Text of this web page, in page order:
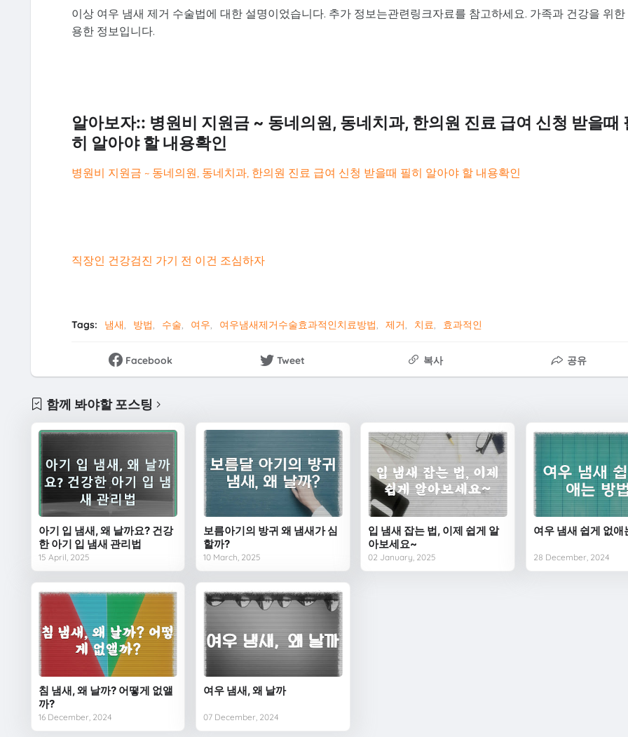
이상 여우 냄새 제거 수술법에 대한 설명이었습니다. 추가 정보는관련링크자료를 참고하세요. 가족과 건강을 위한
용한 정보입니다.
알아보자:: 병원비 지원금 ~ 동네의원, 동네치과, 한의원 진료 급여 신청 받을때
히 알아야 할 내용확인
병원비 지원금 ~ 동네의원, 동네치과, 한의원 진료 급여 신청 받을때 필히 알아야 할 내용확인
직장인 건강검진 가기 전 이건 조심하자
Tags: 냄새 방법 수술 여우 여우냄새제거수술효과적인치료방법 제거 치료 효과적인
Facebook Tweet 복사 공유
함께 봐야할 포스팅
아기 입 냄새, 왜 날까요? 건강
한 아기 입 냄새 관리법
15 April, 2025
보름아기의 방귀 왜 냄새가 심
할까?
10 March, 2025
입 냄새 잡는 법, 이제 쉽게 알
아보세요~
02 January, 2025
여우 냄새 쉽게 없애
28 December, 2024
침 냄새, 왜 날까? 어떻게 없앨
까?
16 December, 2024
여우 냄새, 왜 날까
07 December, 2024